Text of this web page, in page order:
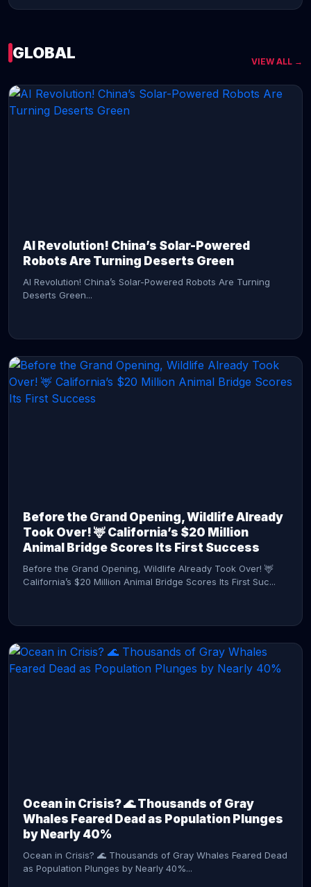
GLOBAL VIEW ALL →
AI Revolution! China’s Solar-Powered
Robots Are Turning Deserts Green
AI Revolution! China’s Solar-Powered Robots Are Turning
Deserts Green...
Before the Grand Opening, Wildlife Already
Took Over! 🦌 California’s $20 Million
Animal Bridge Scores Its First Success
Before the Grand Opening, Wildlife Already Took Over! 🦌
California’s $20 Million Animal Bridge Scores Its First Suc...
Ocean in Crisis? 🌊 Thousands of Gray
Whales Feared Dead as Population Plunges
by Nearly 40%
Ocean in Crisis? 🌊 Thousands of Gray Whales Feared Dead
as Population Plunges by Nearly 40%...